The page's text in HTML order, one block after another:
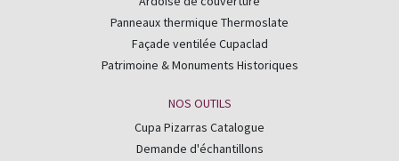
Panneaux thermique Thermoslate
Façade ventilée Cupaclad
Patrimoine & Monuments Historiques
NOS OUTILS
Cupa Pizarras Catalogue
Demande d'échantillons